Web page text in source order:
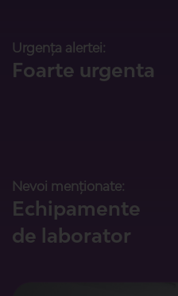
Urgența alertei:
Foarte urgenta
Nevoi menționate:
Echipamente
de laborator